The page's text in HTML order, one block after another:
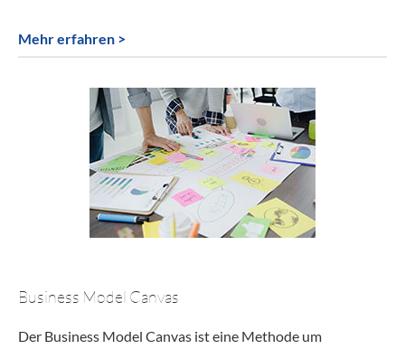
Mehr erfahren >
Business Model Canvas
Der Business Model Canvas ist eine Methode um